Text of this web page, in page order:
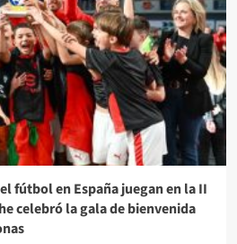
fútbol en España juegan en la II
celebró la gala de bienvenida